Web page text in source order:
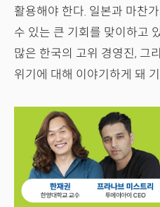
활용해야 한다. 일본과 마찬
수 있는 큰 기회를 맞이하고
많은 한국의 고위 경영진, 그
위기에 대해 이야기하게 돼